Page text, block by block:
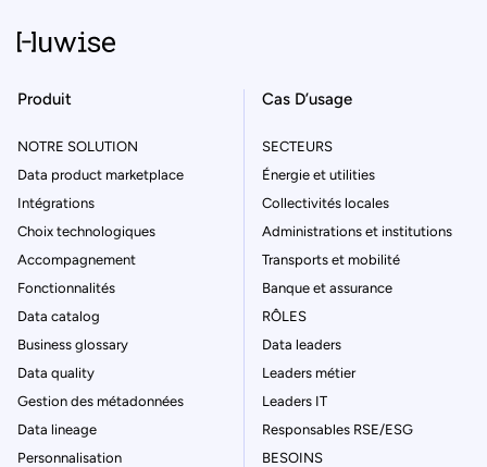
Produit
NOTRE SOLUTION
Data product marketplace
Intégrations
Choix technologiques
Accompagnement
Fonctionnalités
Data catalog
Business glossary
Data quality
Gestion des métadonnées
Data lineage
Personnalisation
Cas D’usage
SECTEURS
Énergie et utilities
Collectivités locales
Administrations et institutions
Transports et mobilité
Banque et assurance
RÔLES
Data leaders
Leaders métier
Leaders IT
Responsables RSE/ESG
BESOINS